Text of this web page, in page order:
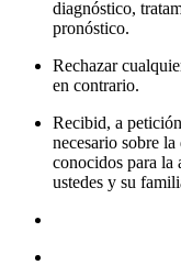
diagnóstico,
pronóstico.
Rechazar
en contrario.
Recibid, a
necesario sobre
conocidos para la
ustedes y su